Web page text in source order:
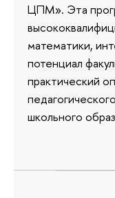
ЦПМ». Эта
математики,
потенциал
практический
школьного